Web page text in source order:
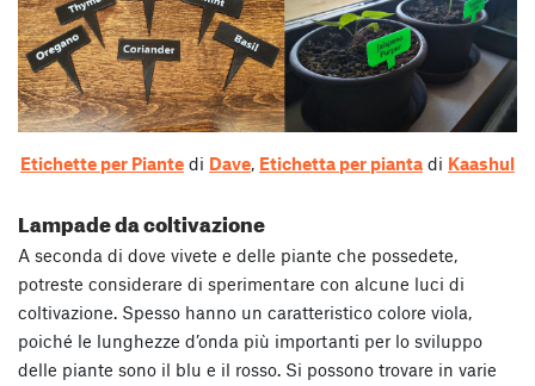
Etichette per Piante di Dave, Etichetta per pianta di Kaashul
Lampade da coltivazione
A seconda di dove vivete e delle piante che possedete,
potreste considerare di sperimentare con alcune luci di
coltivazione. Spesso hanno un caratteristico colore viola,
poiché le lunghezze d’onda più importanti per lo sviluppo
delle piante sono il blu e il rosso. Si possono trovare in varie